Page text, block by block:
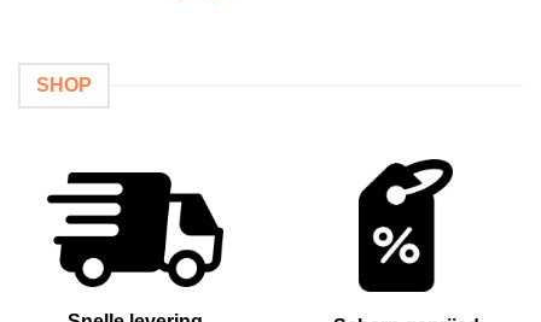
SHOP